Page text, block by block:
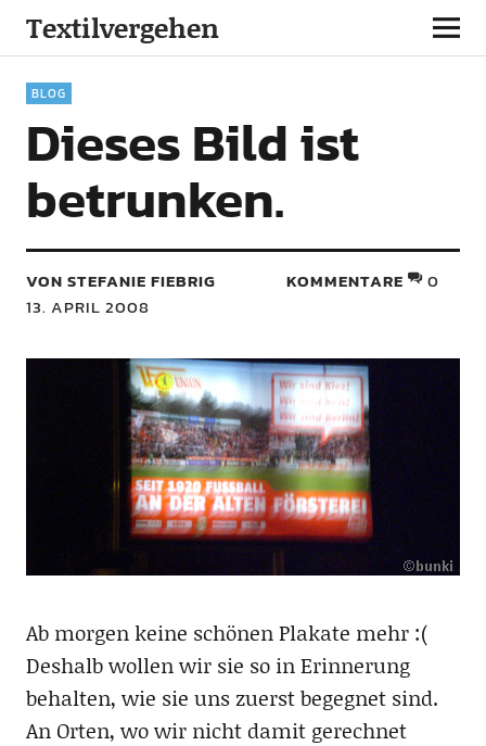
Textilvergehen
BLOG
Dieses Bild ist
betrunken.
VON STEFANIE FIEBRIG
13. APRIL 2008
KOMMENTARE 0
Ab morgen keine schönen Plakate mehr :(
Deshalb wollen wir sie so in Erinnerung
behalten, wie sie uns zuerst begegnet sind.
An Orten, wo wir nicht damit gerechnet